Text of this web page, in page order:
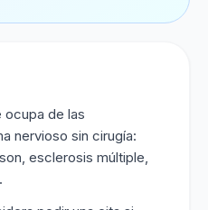
ocupa de las
nervioso sin cirugía:
esclerosis múltiple,